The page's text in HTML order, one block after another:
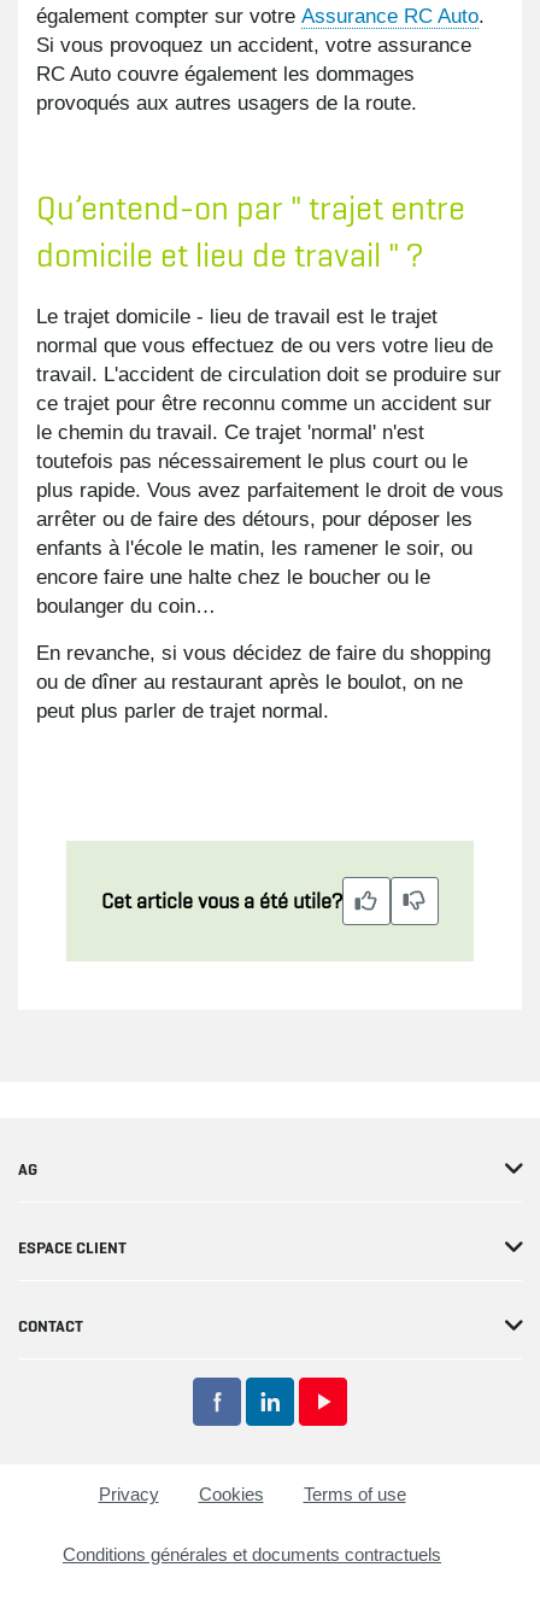
également compter sur votre Assurance RC Auto.
Si vous provoquez un accident, votre assurance
RC Auto couvre également les dommages
provoqués aux autres usagers de la route.
Qu’entend-on par " trajet entre
domicile et lieu de travail " ?
Le trajet domicile - lieu de travail est le trajet
normal que vous effectuez de ou vers votre lieu de
travail. L'accident de circulation doit se produire sur
ce trajet pour être reconnu comme un accident sur
le chemin du travail. Ce trajet 'normal' n'est
toutefois pas nécessairement le plus court ou le
plus rapide. Vous avez parfaitement le droit de vous
arrêter ou de faire des détours, pour déposer les
enfants à l'école le matin, les ramener le soir, ou
encore faire une halte chez le boucher ou le
boulanger du coin…
En revanche, si vous décidez de faire du shopping
ou de dîner au restaurant après le boulot, on ne
peut plus parler de trajet normal.
Cet article vous a été utile?
AG
ESPACE CLIENT
CONTACT
Privacy Cookies Terms of use
Conditions générales et documents contractuels